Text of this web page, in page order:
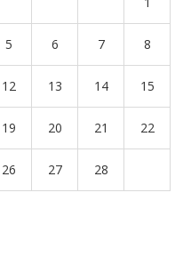
5 6 7 8
12 13 14 15
19 20 21 22
26 27 28